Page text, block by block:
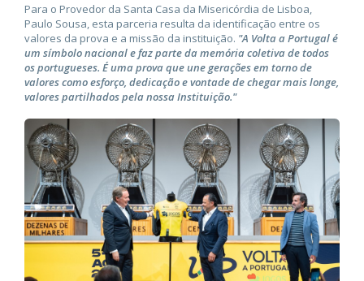
Para o Provedor da Santa Casa da Misericórdia de Lisboa,
Paulo Sousa, esta parceria resulta da identificação entre os
valores da prova e a missão da instituição. "A Volta a Portugal é
um símbolo nacional e faz parte da memória coletiva de todos
os portugueses. É uma prova que une gerações em torno de
valores como esforço, dedicação e vontade de chegar mais longe,
valores partilhados pela nossa Instituição."